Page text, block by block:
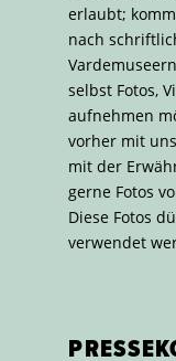
erlaubt;
nach
selbst Fotos,
aufnehmen
vorher mit
mit der
gerne Fotos
Diese Fotos
verwendet